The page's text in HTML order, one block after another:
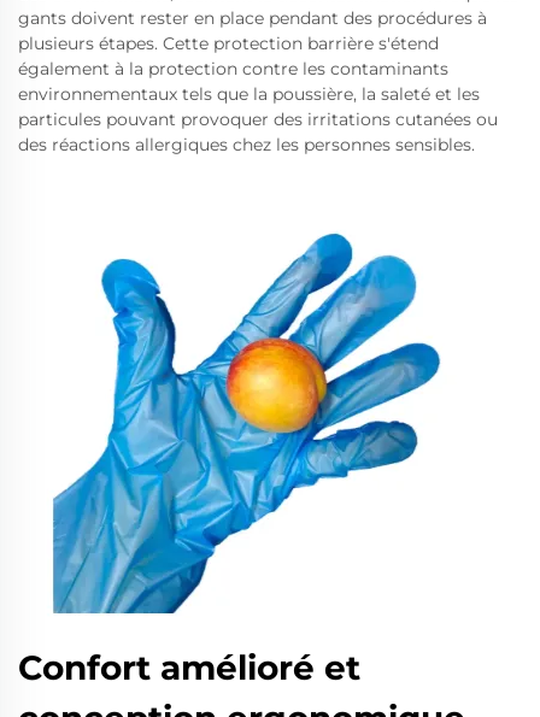
gants doivent rester en place pendant des procédures à
plusieurs étapes. Cette protection barrière s'étend
également à la protection contre les contaminants
environnementaux tels que la poussière, la saleté et les
particules pouvant provoquer des irritations cutanées ou
des réactions allergiques chez les personnes sensibles.
Confort amélioré et